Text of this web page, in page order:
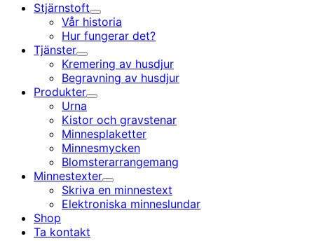
Stjärnstoft
Undermeny
Vår historia
Hur fungerar det?
Tjänster
Undermeny
Kremering av husdjur
Begravning av husdjur
Produkter
Undermeny
Urna
Kistor och gravstenar
Minnesplaketter
Minnesmycken
Blomsterarrangemang
Minnestexter
Undermeny
Skriva en minnestext
Elektroniska minnes­lundar
Shop
Ta kontakt